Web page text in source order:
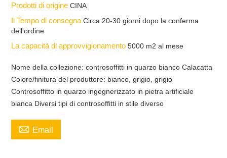
Prodotti di origineCINA
Il Tempo di consegnaCirca 20-30 giorni dopo la conferma
dell'ordine
La capacità di approvvigionamento5000 m2 al mese
Nome della collezione: controsoffitti in quarzo bianco Calacatta
Colore/finitura del produttore: bianco, grigio, grigio
Controsoffitto in quarzo ingegnerizzato in pietra artificiale
bianca Diversi tipi di controsoffitti in stile diverso
 Email